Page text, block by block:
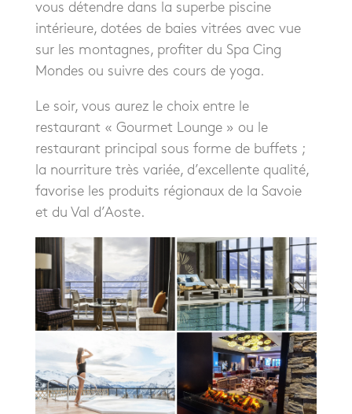
vous détendre dans la superbe piscine
intérieure, dotées de baies vitrées avec vue
sur les montagnes, profiter du Spa Cing
Mondes ou suivre des cours de yoga.
Le soir, vous aurez le choix entre le
restaurant « Gourmet Lounge » ou le
restaurant principal sous forme de buffets ;
la nourriture très variée, d’excellente qualité,
favorise les produits régionaux de la Savoie
et du Val d’Aoste.